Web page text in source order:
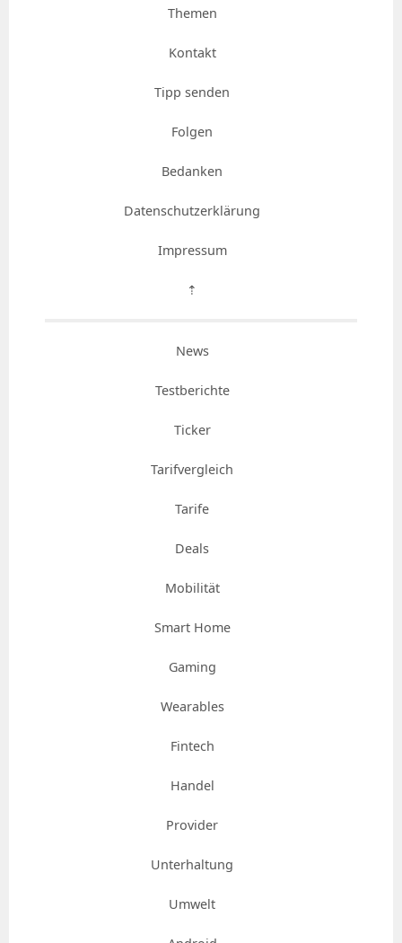
Themen
Kontakt
Tipp senden
Folgen
Bedanken
Datenschutzerklärung
Impressum
⇡
News
Testberichte
Ticker
Tarifvergleich
Tarife
Deals
Mobilität
Smart Home
Gaming
Wearables
Fintech
Handel
Provider
Unterhaltung
Umwelt